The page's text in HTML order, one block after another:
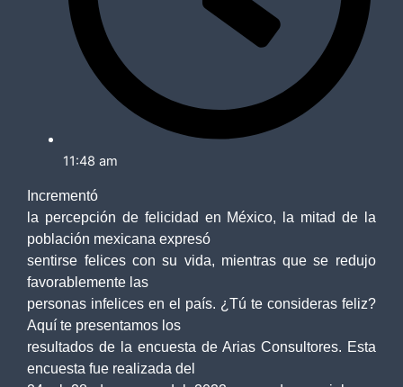
11:48 am
Incrementó
la percepción de felicidad en México, la mitad de la
población mexicana expresó
sentirse felices con su vida, mientras que se redujo
favorablemente las
personas infelices en el país. ¿Tú te consideras feliz?
Aquí te presentamos los
resultados de la encuesta de Arias Consultores. Esta
encuesta fue realizada del